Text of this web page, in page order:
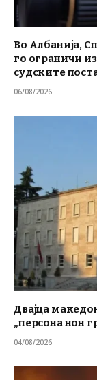
Во Албанија,
го ограничи
судските
06/08/2026
Двајца
„персона нон
04/08/2026